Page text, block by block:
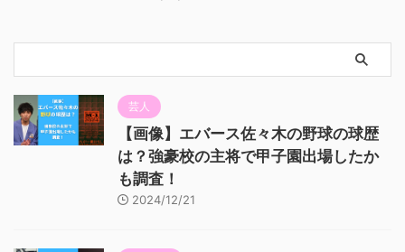
芸人
【画像】エバース佐々木の野球の球歴
は？強豪校の主将で甲子園出場したか
も調査！
2024/12/21